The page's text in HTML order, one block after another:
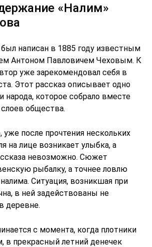
«Налим»
написан в 1885 году известным
Антоном Павловичем Чеховым. К
уже зарекомендовал себя в
Этот рассказ описывает одно
народа, которое собрало вместе
общества.
уже после прочтения нескольких
на лице возникает улыбка, а
невозможно. Сюжет
рыбалку, а точнее ловлю
Ситуация, возникшая при
в ней задействованы не
деревне.
с момента, когда плотники
в прекрасный летний денечек